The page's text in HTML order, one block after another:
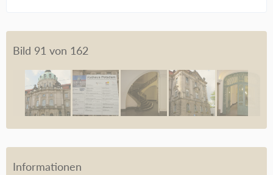
Bild 91 von 162
Informationen